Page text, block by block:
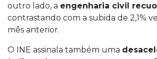
outro lado, a engenharia civil
contrastando com a subida de 2,1%
mês anterior.
O INE assinala também uma